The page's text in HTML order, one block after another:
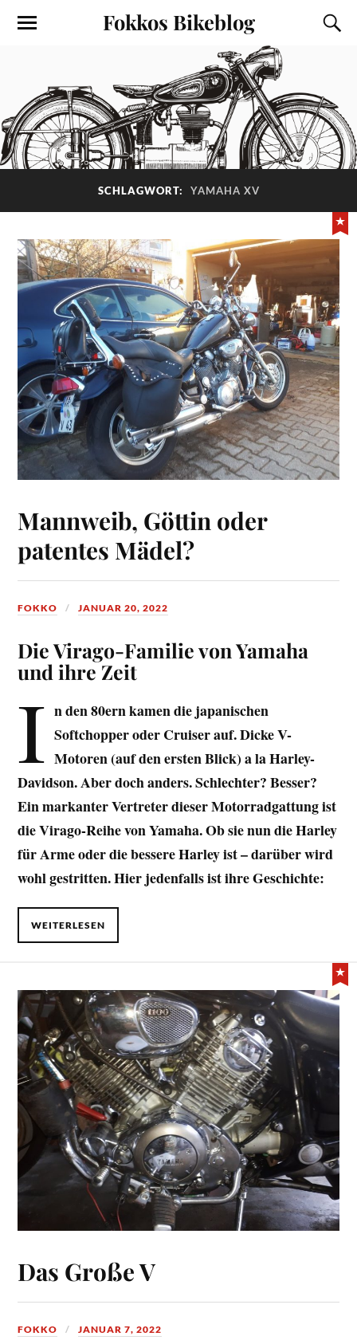
Fokkos Bikeblog
SCHLAGWORT: YAMAHA XV
Mannweib, Göttin oder
patentes Mädel?
FOKKO JANUAR 20, 2022
Die Virago-Familie von Yamaha
und ihre Zeit
I n den 80ern kamen die japanischen
Softchopper oder Cruiser auf. Dicke V-
Motoren (auf den ersten Blick) a la Harley-
Davidson. Aber doch anders. Schlechter? Besser?
Ein markanter Vertreter dieser Motorradgattung ist
die Virago-Reihe von Yamaha. Ob sie nun die Harley
für Arme oder die bessere Harley ist – darüber wird
wohl gestritten. Hier jedenfalls ist ihre Geschichte:
WEITERLESEN
Das Große V
FOKKO JANUAR 7, 2022